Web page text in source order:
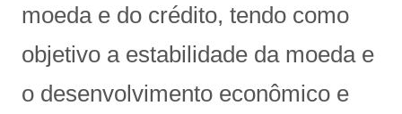
moeda e do crédito, tendo como
objetivo a estabilidade da moeda e
o desenvolvimento econômico e